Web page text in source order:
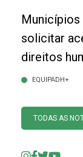
solicitar
direitos
EQUIPADH+
TODAS AS